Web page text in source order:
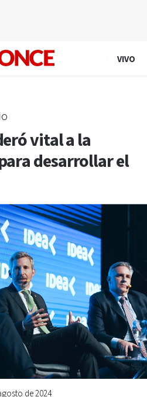
VIVO
vital a la
desarrollar el
de 2024